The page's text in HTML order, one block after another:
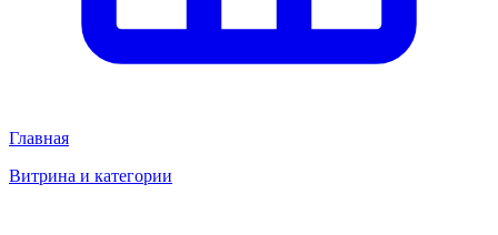
Главная
Витрина и категории